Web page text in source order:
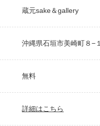
蔵元sake＆gallery
沖縄県石垣市美崎町８−１
無料
詳細はこちら